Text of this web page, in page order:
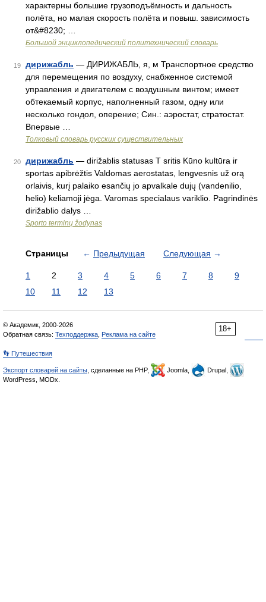
характерны большие грузоподъёмность и дальность
полёта, но малая скорость полёта и повыш. зависимость
от&#8230; …
Большой энциклопедический политехнический словарь
19 дирижабль — ДИРИЖАБЛЬ, я, м Транспортное средство
для перемещения по воздуху, снабженное системой
управления и двигателем с воздушным винтом; имеет
обтекаемый корпус, наполненный газом, одну или
несколько гондол, оперение; Син.: аэростат, стратостат.
Впервые …
Толковый словарь русских существительных
20 дирижабль — dirižablis statusas T sritis Kūno kultūra ir
sportas apibrėžtis Valdomas aerostatas, lengvesnis už orą
orlaivis, kurį palaiko esančių jo apvalkale dujų (vandenilio,
helio) keliamoji jėga. Varomas specialaus variklio. Pagrindinės
dirižablio dalys …
Sporto terminų žodynas
Страницы ← Предыдущая Следующая →
1 2 3 4 5 6 7 8
9
10
11 12 13
18+
© Академик, 2000-2026
Обратная связь: Техподдержка Реклама на сайте
👣 Путешествия
Экспорт словарей на сайты , сделанные на PHP, Joomla,
Drupal,
WordPress, MODx.